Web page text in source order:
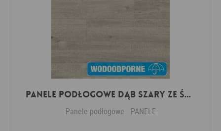
Panele Podłogowe Dąb Szary ze śladami cięcia piłą IMU1858 AC5 12 mm
Panele podłogowe PANELE